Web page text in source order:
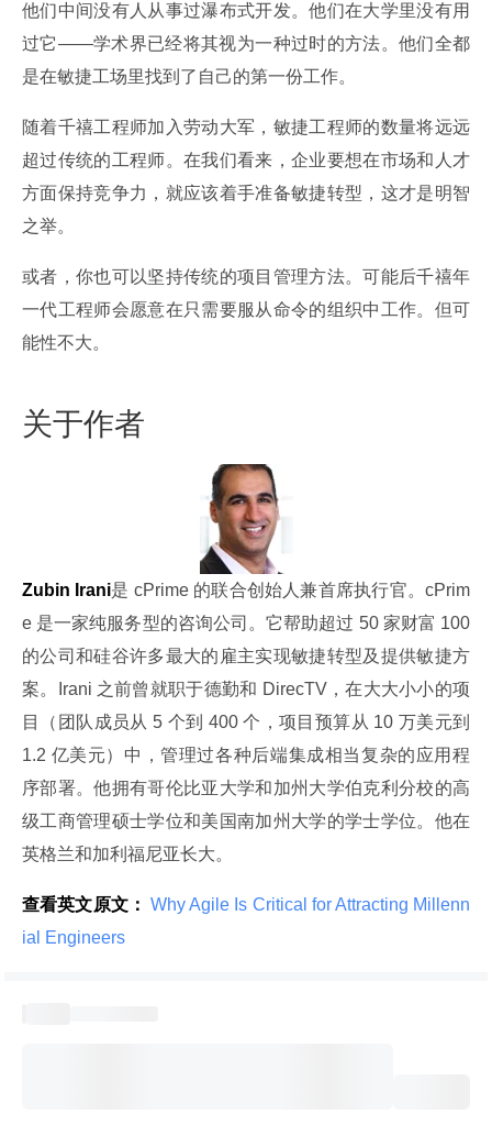
他们中间没有人从事过瀑布式开发。他们在大学里没有用
过它——学术界已经将其视为一种过时的方法。他们全都
是在敏捷工场里找到了自己的第一份工作。
随着千禧工程师加入劳动大军，敏捷工程师的数量将远远
超过传统的工程师。在我们看来，企业要想在市场和人才
方面保持竞争力，就应该着手准备敏捷转型，这才是明智
之举。
或者，你也可以坚持传统的项目管理方法。可能后千禧年
一代工程师会愿意在只需要服从命令的组织中工作。但可
能性不大。
关于作者
Zubin Irani是 cPrime 的联合创始人兼首席执行官。cPrim
e 是一家纯服务型的咨询公司。它帮助超过 50 家财富 100
的公司和硅谷许多最大的雇主实现敏捷转型及提供敏捷方
案。Irani 之前曾就职于德勤和 DirecTV，在大大小小的项
目（团队成员从 5 个到 400 个，项目预算从 10 万美元到
1.2 亿美元）中，管理过各种后端集成相当复杂的应用程
序部署。他拥有哥伦比亚大学和加州大学伯克利分校的高
级工商管理硕士学位和美国南加州大学的学士学位。他在
英格兰和加利福尼亚长大。
查看英文原文： Why Agile Is Critical for Attracting Millenn
ial Engineers